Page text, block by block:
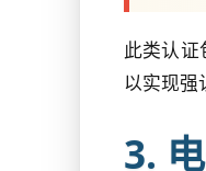
此类认证
以实现强
3.